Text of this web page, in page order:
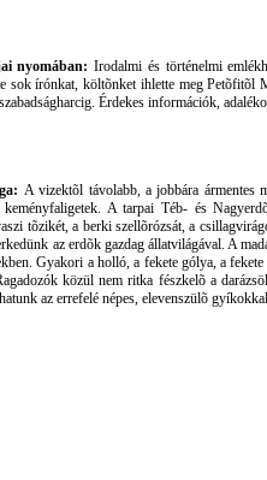
nyomában:Irodalmi és történelmi
sok írónkat, költõnket ihlette meg
Érdekes információk,
A vizektõl távolabb, a jobbára ármentes
keményfaligetek. A tarpai Téb- és
tõzikét, a berki szellõrózsát, a
az erdõk gazdag állatvilágával. A
Gyakori a holló, a fekete gólya, a
közül nem ritka fészkelõ a
az errefelé népes, elevenszülõ